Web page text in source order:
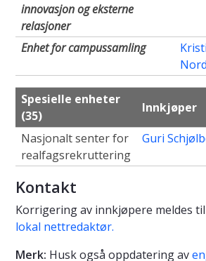
innovasjon og eksterne
relasjoner
Enhet for campussamling
Spesielle enheter
(35)
Innkjøper
Nasjonalt senter for
realfagsrekruttering
Guri
Kontakt
Korrigering av innkjøpere meldes til
lokal nettredaktør.
Merk: Husk også oppdatering av